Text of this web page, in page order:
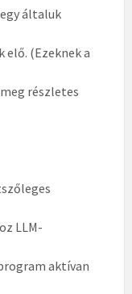
általuk
(Ezeknek a
részletes
LLM-
aktívan